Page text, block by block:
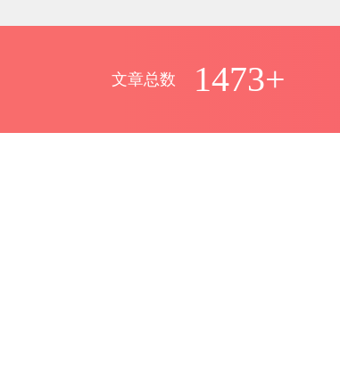
文章总数 1473+